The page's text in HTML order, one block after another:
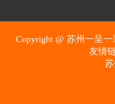
Copyright @ 苏州一呈
友情
苏